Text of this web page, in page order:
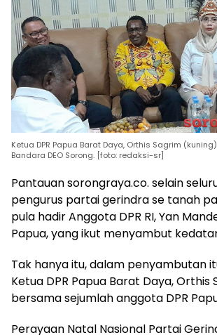
Ketua DPR Papua Barat Daya, Orthis Sagrim
Bandara DEO Sorong. [foto: redaksi-sr]
Pantauan sorongraya.co. selain
pengurus partai gerindra se tanah
pula hadir Anggota DPR RI, Yan
Papua, yang ikut menyambut
Tak hanya itu, dalam penyambutan
Ketua DPR Papua Barat Daya, Orthis
bersama sejumlah anggota DPR
Perayaan Natal Nasional Partai